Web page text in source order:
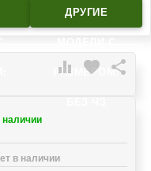
ДРУГИЕ
РАЗМЕРОМ:
 favorite 
наличии
в наличии